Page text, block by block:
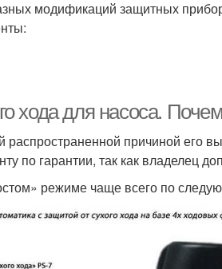
модификаций защитных
хода для насоса.
распространенной причиной его
по гарантии, так как владелец
режиме чаще всего по